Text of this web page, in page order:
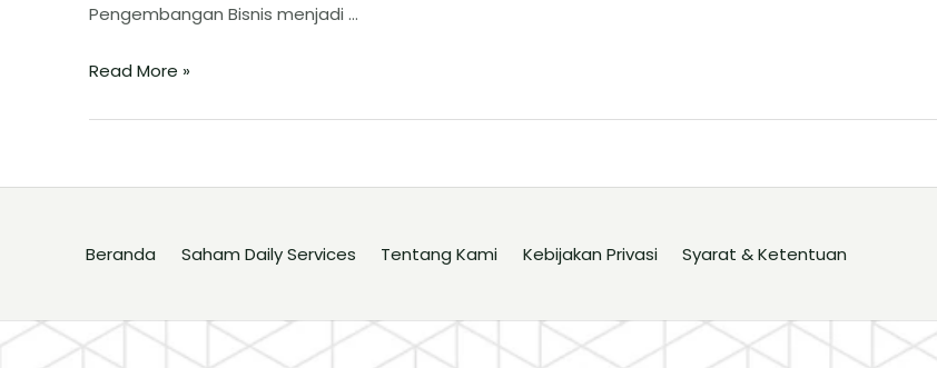
Pengembangan Bisnis menjadi …
Read More »
Beranda Saham Daily Services Tentang Kami Kebijakan Privasi Syarat & Ketentuan